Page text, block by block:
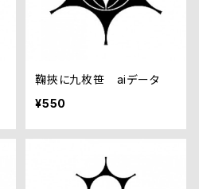
鞠挾に九枚笹 aiデータ
¥550